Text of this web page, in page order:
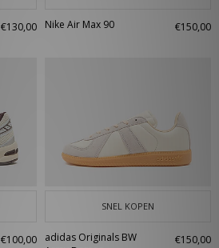
€130,00 Nike Air Max 90 €150,00
€100,00
SNEL KOPEN
adidas Originals BW
€150,00